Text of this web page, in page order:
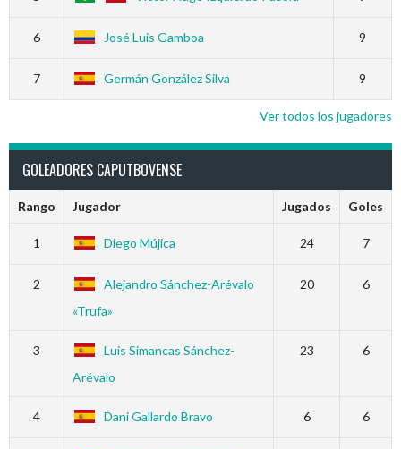
6 José Luis Gamboa 9
7 Germán González Silva 9
Ver todos los jugadores
GOLEADORES CAPUTBOVENSE
Rango Jugador Jugados Goles
1 Diego Mújica 24 7
2
Alejandro Sánchez-Arévalo
«Trufa»
20 6
3
Luis Simancas Sánchez-
Arévalo
23 6
4 Dani Gallardo Bravo 6 6